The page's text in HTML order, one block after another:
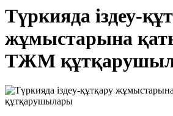
Түркияда іздеу-
жұмыстарына
ТЖМ